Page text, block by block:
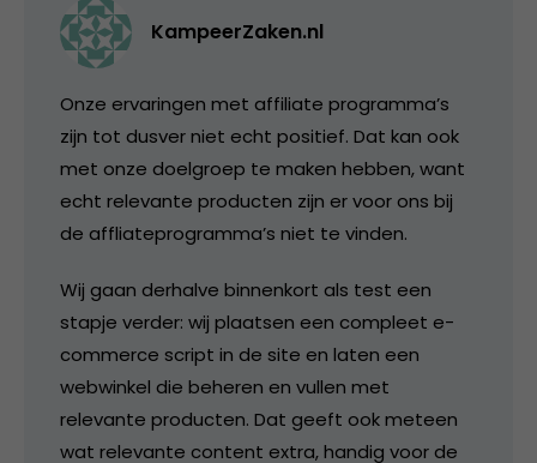
KampeerZaken.nl
Onze ervaringen met affiliate programma’s
zijn tot dusver niet echt positief. Dat kan ook
met onze doelgroep te maken hebben, want
echt relevante producten zijn er voor ons bij
de affliateprogramma’s niet te vinden.
Wij gaan derhalve binnenkort als test een
stapje verder: wij plaatsen een compleet e-
commerce script in de site en laten een
webwinkel die beheren en vullen met
relevante producten. Dat geeft ook meteen
wat relevante content extra, handig voor de